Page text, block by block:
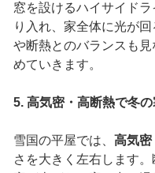
窓を設けるハイサイド
り入れ、家全体に光が
や断熱とのバランスも
めていきます。
5. 高気密・高断熱で冬
雪国の平屋では、 高気密
さを大きく左右します